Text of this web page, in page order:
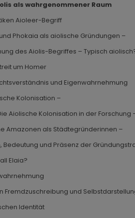
als wahrgenommener Raum
Aioleer-Begriff
Phokaia als aiolische Gründungen –
des Aiolis-Begriffes – Typisch
um Homer
und Eigenwahrnehmung
Kolonisation –
Aiolische Kolonisation in der Forschung
Amazonen als Städtegründerinnen –
Bedeutung und Präsenz der
Elaia?
Fremdzuschreibung und
Identität